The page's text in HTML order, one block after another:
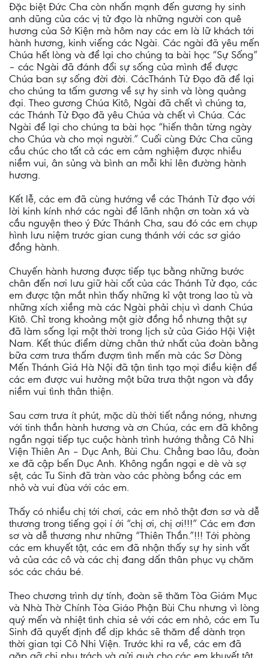
Đặc biệt Đức Cha còn nhấn mạnh đến gương hy sinh
anh dũng của các vị tử đạo là những người con quê
hương của Sở Kiện mà hôm nay các em là lữ khách tới
hành hương, kinh viếng các Ngài. Các ngài đã yêu mến
Chúa hết lòng và để lại cho chúng ta bài học “Sự Sống”
– các Ngài đã đánh đổi sự sống của mình để được
Chúa ban sự sống đời đời. CácThánh Tử Đạo đã để lại
cho chúng ta tấm gương về sự hy sinh và lòng quảng
đại. Theo gương Chúa Kitô, Ngài đã chết vì chúng ta,
các Thánh Tử Đạo đã yêu Chúa và chết vì Chúa. Các
Ngài để lại cho chúng ta bài học “hiến thân từng ngày
cho Chúa và cho mọi người.” Cuối cùng Đức Cha cũng
cầu chúc cho tất cả các em cảm nghiệm được nhiều
niềm vui, ân sủng và bình an mỗi khi lên đường hành
hương.
Kết lễ, các em đã cùng hướng về các Thánh Tử đạo với
lời kinh kính nhớ các ngài để lãnh nhận ơn toàn xá và
cầu nguyện theo ý Đức Thánh Cha, sau đó các em chụp
hình lưu niệm trước gian cung thánh với các sơ giáo
đồng hành.
Chuyến hành hương được tiếp tục bằng những bước
chân đến nơi lưu giữ hài cốt của các Thánh Tử đạo, các
em được tận mắt nhìn thấy những kỉ vật trong lao tù và
những xích xiềng mà các Ngài phải chịu vì danh Chúa
Kitô. Chỉ trong khoảng một giờ đồng hồ nhưng thật sự
đã làm sống lại một thời trong lịch sử của Giáo Hội Việt
Nam. Kết thúc điểm dừng chân thứ nhất của đoàn bằng
bữa cơm trưa thấm đượm tình mến mà các Sơ Dòng
Mến Thánh Giá Hà Nội đã tận tình tạo mọi điều kiện để
các em được vui hưởng một bữa trưa thật ngon và đầy
niềm vui tình thân thiện.
Sau cơm trưa ít phút, mặc dù thời tiết nắng nóng, nhưng
với tinh thần hành hương và ơn Chúa, các em đã không
ngần ngại tiếp tục cuộc hành trình hướng thẳng Cô Nhi
Viện Thiên An – Dục Anh, Bùi Chu. Chẳng bao lâu, đoàn
xe đã cập bến Dục Anh. Không ngần ngại e dè và sợ
sệt, các Tu Sinh đã tràn vào các phòng bồng các em
nhỏ và vui đùa với các em.
Thấy có nhiều chị tới chơi, các em nhỏ thật đơn sơ và dễ
thương trong tiếng gọi í ới “chị ơi, chị ơi!!!” Các em đơn
sơ và dễ thương như những “Thiên Thần.”!!! Tới phòng
các em khuyết tật, các em đã nhận thấy sự hy sinh vất
vả của các cô và các chị đang dấn thân phục vụ chăm
sóc các cháu bé.
Theo chương trình dự tính, đoàn sẽ thăm Tòa Giám Mục
và Nhà Thờ Chính Tòa Giáo Phận Bùi Chu nhưng vì lòng
quý mến và nhiệt tình chia sẻ với các em nhỏ, các em Tu
Sinh đã quyết định để dịp khác sẽ thăm để dành trọn
thời gian tại Cô Nhi Viện. Trước khi ra về, các em đã
gặp gỡ chị phụ trách và gửi quà cho các em khuyết tật.